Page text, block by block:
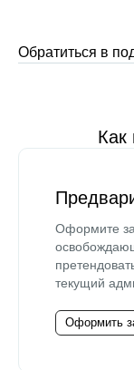
Обратиться в
Как
Оформите
текущий
Оформить